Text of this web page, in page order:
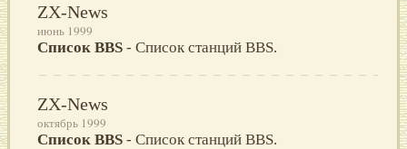
ZX-News
июнь 1999
Список BBS - Список станций BBS.
ZX-News
октябрь 1999
Список BBS - Список станций BBS.